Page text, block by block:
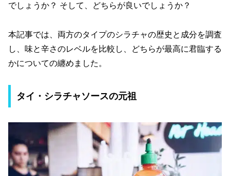
でしょうか？ そして、どちらが良いでしょうか？
本記事では、両方のタイプのシラチャの歴史と成分を調査
し、味と辛さのレベルを比較し、どちらが最高に君臨する
かについての纏めました。
タイ・シラチャソースの元祖